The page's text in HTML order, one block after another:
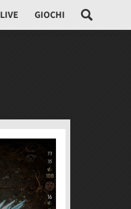
LIVE GIOCHI